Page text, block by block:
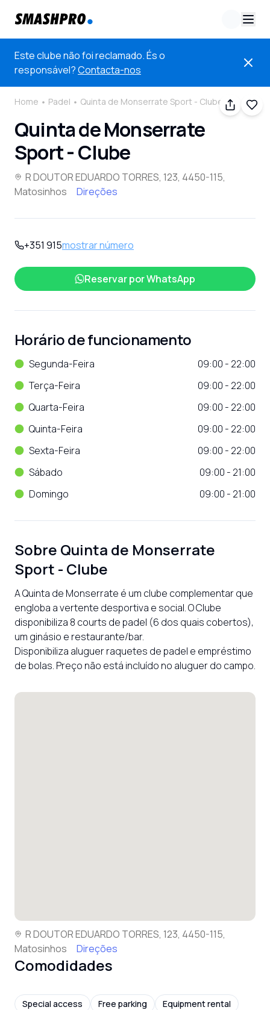
Este clube não foi reclamado. És o
responsável?Contacta-nos
Home Padel Quinta de Monserrate Sport - Clube
Quinta de Monserrate
Sport - Clube
R DOUTOR EDUARDO TORRES, 123, 4450-115,
Matosinhos
Direções
+351 915mostrar número
Reservar porWhatsApp
Horário de funcionamento
Segunda-Feira
09:00 - 22:00
Terça-Feira
09:00 - 22:00
Quarta-Feira
09:00 - 22:00
Quinta-Feira
09:00 - 22:00
Sexta-Feira
09:00 - 22:00
Sábado
09:00 - 21:00
Domingo
09:00 - 21:00
Sobre Quinta de Monserrate
Sport - Clube
A Quinta de Monserrate é um clube complementar que
engloba a vertente desportiva e social. O Clube
disponibiliza 8 courts de padel (6 dos quais cobertos),
um ginásio e restaurante/bar.
Disponibiliza aluguer raquetes de padel e empréstimo
de bolas. Preço não está incluído no aluguer do campo.
R DOUTOR EDUARDO TORRES, 123, 4450-115,
Matosinhos
Direções
Comodidades
Special access Free parking
Equipment rental